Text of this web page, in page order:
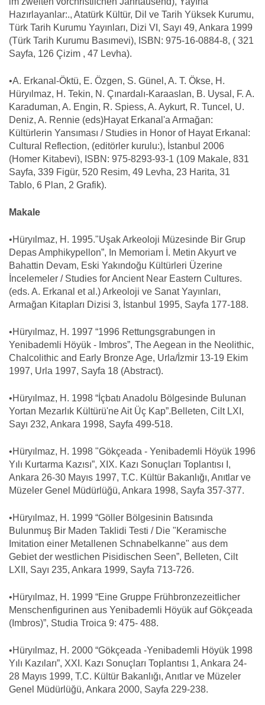
Hazırlayanlar:., Atatürk Kültür, Dil ve Tarih Yüksek Kurumu,
Türk Tarih Kurumu Yayınları, Dizi VI, Sayı 49, Ankara 1999
(Türk Tarih Kurumu Basımevi), ISBN: 975-16-0884-8, ( 321
Sayfa, 126 Çizim , 47 Levha).
•A. Erkanal-Öktü, E. Özgen, S. Günel, A. T. Ökse, H.
Hüryılmaz, H. Tekin, N. Çınardalı-Karaaslan, B. Uysal, F. A.
Karaduman, A. Engin, R. Spiess, A. Aykurt, R. Tuncel, U.
Deniz, A. Rennie (eds)Hayat Erkanal'a Armağan:
Kültürlerin Yansıması / Studies in Honor of Hayat Erkanal:
Cultural Reflection, (editörler kurulu:), İstanbul 2006
(Homer Kitabevi), ISBN: 975-8293-93-1 (109 Makale, 831
Sayfa, 339 Figür, 520 Resim, 49 Levha, 23 Harita, 31
Tablo, 6 Plan, 2 Grafik).
Makale
•Hüryılmaz, H. 1995."Uşak Arkeoloji Müzesinde Bir Grup
Depas Amphikypellon”, In Memoriam İ. Metin Akyurt ve
Bahattin Devam, Eski Yakındoğu Kültürleri Üzerine
İncelemeler / Studies for Ancient Near Eastern Cultures.
(eds. A. Erkanal et al.) Arkeoloji ve Sanat Yayınları,
Armağan Kitapları Dizisi 3, İstanbul 1995, Sayfa 177-188.
•Hüryılmaz, H. 1997 “1996 Rettungsgrabungen in
Yenibademli Höyük - Imbros”, The Aegean in the Neolithic,
Chalcolithic and Early Bronze Age, Urla/İzmir 13-19 Ekim
1997, Urla 1997, Sayfa 18 (Abstract).
•Hüryılmaz, H. 1998 “İçbatı Anadolu Bölgesinde Bulunan
Yortan Mezarlık Kültürü'ne Ait Üç Kap”.Belleten, Cilt LXI,
Sayı 232, Ankara 1998, Sayfa 499-518.
•Hüryılmaz, H. 1998 "Gökçeada - Yenibademli Höyük 1996
Yılı Kurtarma Kazısı”, XIX. Kazı Sonuçları Toplantısı I,
Ankara 26-30 Mayıs 1997, T.C. Kültür Bakanlığı, Anıtlar ve
Müzeler Genel Müdürlüğü, Ankara 1998, Sayfa 357-377.
•Hüryılmaz, H. 1999 “Göller Bölgesinin Batısında
Bulunmuş Bir Maden Taklidi Testi / Die "Keramische
Imitation einer Metallenen Schnabelkanne" aus dem
Gebiet der westlichen Pisidischen Seen”, Belleten, Cilt
LXII, Sayı 235, Ankara 1999, Sayfa 713-726.
•Hüryılmaz, H. 1999 “Eine Gruppe Frühbronzezeitlicher
Menschenfigurinen aus Yenibademli Höyük auf Gökçeada
(Imbros)”, Studia Troica 9: 475- 488.
•Hüryılmaz, H. 2000 “Gökçeada -Yenibademli Höyük 1998
Yılı Kazıları”, XXI. Kazı Sonuçları Toplantısı 1, Ankara 24-
28 Mayıs 1999, T.C. Kültür Bakanlığı, Anıtlar ve Müzeler
Genel Müdürlüğü, Ankara 2000, Sayfa 229-238.